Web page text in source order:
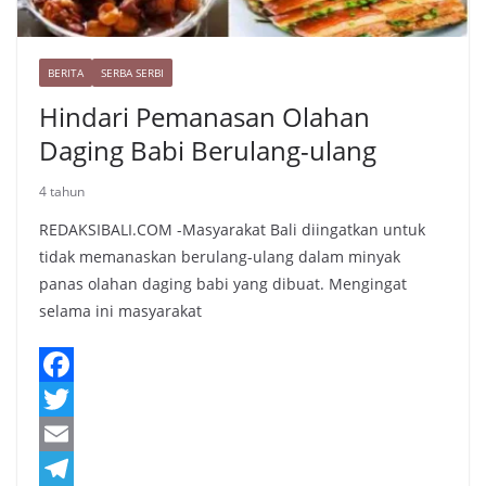
BERITA SERBA SERBI
Hindari Pemanasan Olahan
Daging Babi Berulang-ulang
4 tahun
REDAKSIBALI.COM -Masyarakat Bali diingatkan untuk
tidak memanaskan berulang-ulang dalam minyak
panas olahan daging babi yang dibuat. Mengingat
selama ini masyarakat
F
a
c
T
w
E